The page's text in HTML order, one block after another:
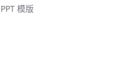
PPT 模版